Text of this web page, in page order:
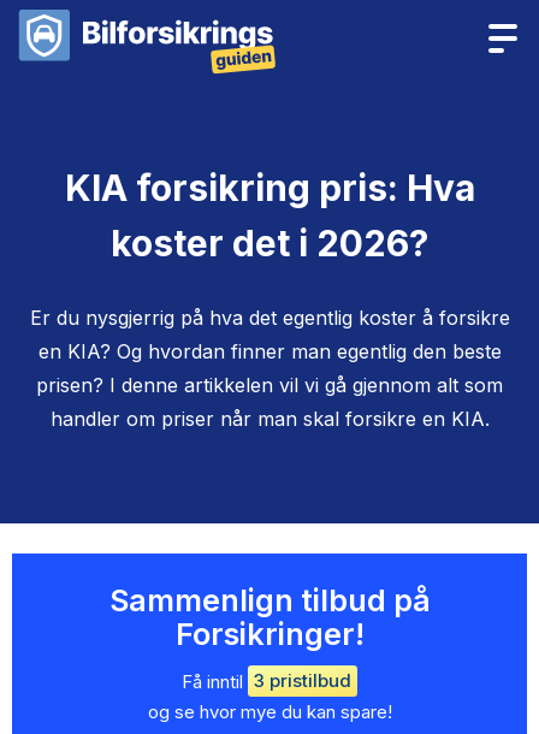
KIA forsikring pris: Hva
koster det i 2026?
Er du nysgjerrig på hva det egentlig koster å forsikre
en KIA? Og hvordan finner man egentlig den beste
prisen? I denne artikkelen vil vi gå gjennom alt som
handler om priser når man skal forsikre en KIA.
Sammenlign tilbud på
Forsikringer!
Få inntil 3 pristilbud
og se hvor mye du kan spare!